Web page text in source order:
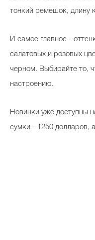
тонкий ремешок, длину
И самое главное -
салатовых и розовых
черном. Выбирайте то,
настроению.
Новинки уже доступны
сумки - 1250 долларов,